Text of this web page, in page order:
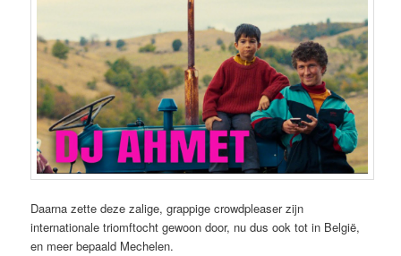
Daarna zette deze zalige, grappige crowdpleaser zijn
internationale triomftocht gewoon door, nu dus ook tot in België,
en meer bepaald Mechelen.